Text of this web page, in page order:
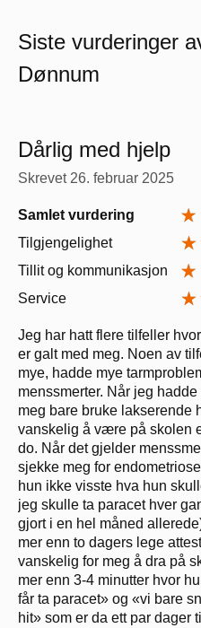
Siste vurderinger
Dønnum
Dårlig med hjelp
Skrevet 26. februar 2025
Samlet vurdering
Tilgjengelighet
Tillit og kommunikasjon
Service
Jeg har hatt flere tilfeller
er galt med meg. Noen av
mye, hadde mye
menssmerter. Når jeg
meg bare bruke lakserende
vanskelig å være på skolen
do. Når det gjelder
sjekke meg for
hun ikke visste hva hun
jeg skulle ta paracet hver
gjort i en hel måned
mer enn to dagers lege
vanskelig for meg å dra på
mer enn 3-4 minutter hvor
får ta paracet» og «vi bare
hit» som er da ett par dager